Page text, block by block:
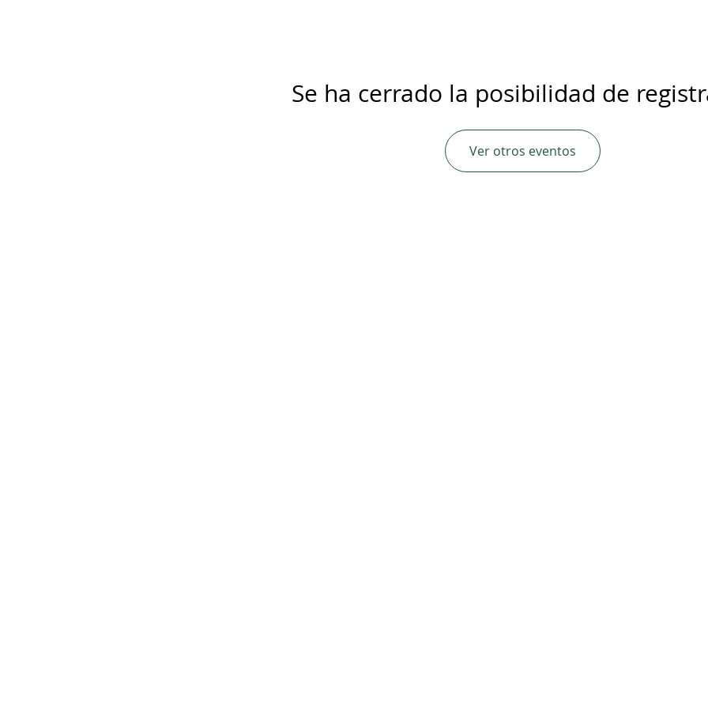
Se ha cerrado la posibilidad de
Ver otros eventos